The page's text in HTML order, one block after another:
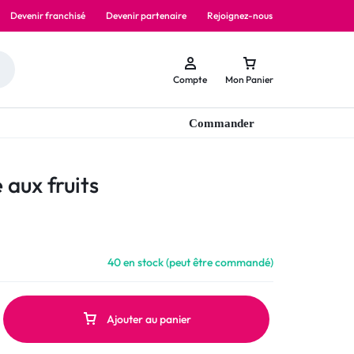
Devenir franchisé Devenir partenaire Rejoignez-nous
Compte Mon Panier
Commander
fruits
40 en stock (peut être commandé)
Ajouter au panier